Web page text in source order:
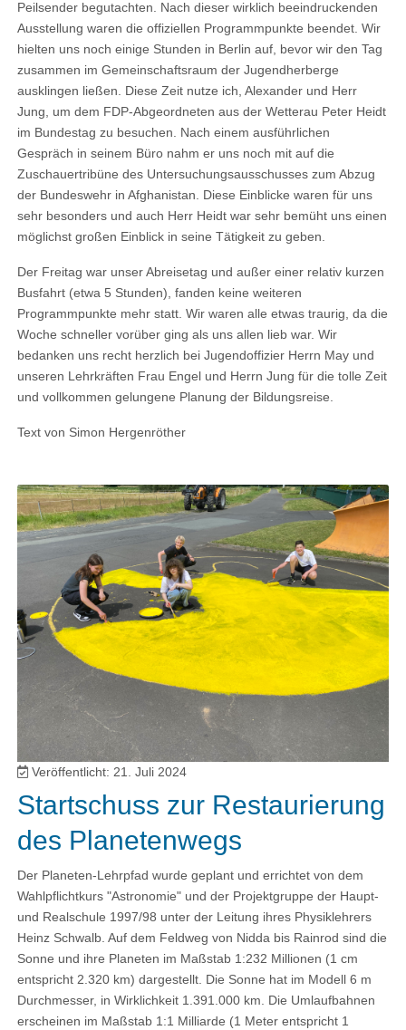
Peilsender begutachten. Nach dieser wirklich beeindruckenden
Ausstellung waren die offiziellen Programmpunkte beendet. Wir
hielten uns noch einige Stunden in Berlin auf, bevor wir den Tag
zusammen im Gemeinschaftsraum der Jugendherberge
ausklingen ließen. Diese Zeit nutze ich, Alexander und Herr
Jung, um dem FDP-Abgeordneten aus der Wetterau Peter Heidt
im Bundestag zu besuchen. Nach einem ausführlichen
Gespräch in seinem Büro nahm er uns noch mit auf die
Zuschauertribüne des Untersuchungsausschusses zum Abzug
der Bundeswehr in Afghanistan. Diese Einblicke waren für uns
sehr besonders und auch Herr Heidt war sehr bemüht uns einen
möglichst großen Einblick in seine Tätigkeit zu geben.
Der Freitag war unser Abreisetag und außer einer relativ kurzen
Busfahrt (etwa 5 Stunden), fanden keine weiteren
Programmpunkte mehr statt. Wir waren alle etwas traurig, da die
Woche schneller vorüber ging als uns allen lieb war. Wir
bedanken uns recht herzlich bei Jugendoffizier Herrn May und
unseren Lehrkräften Frau Engel und Herrn Jung für die tolle Zeit
und vollkommen gelungene Planung der Bildungsreise.
Text von Simon Hergenröther
Veröffentlicht: 21. Juli 2024
Startschuss zur Restaurierung
des Planetenwegs
Der Planeten-Lehrpfad wurde geplant und errichtet von dem
Wahlpflichtkurs "Astronomie" und der Projektgruppe der Haupt-
und Realschule 1997/98 unter der Leitung ihres Physiklehrers
Heinz Schwalb. Auf dem Feldweg von Nidda bis Rainrod sind die
Sonne und ihre Planeten im Maßstab 1:232 Millionen (1 cm
entspricht 2.320 km) dargestellt. Die Sonne hat im Modell 6 m
Durchmesser, in Wirklichkeit 1.391.000 km. Die Umlaufbahnen
erscheinen im Maßstab 1:1 Milliarde (1 Meter entspricht 1